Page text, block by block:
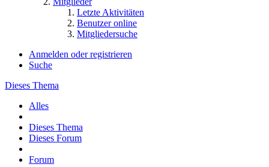
Letzte Aktivitäten
Benutzer online
Mitgliedersuche
Anmelden oder registrieren
Suche
Dieses Thema
Alles
Dieses Thema
Dieses Forum
Forum